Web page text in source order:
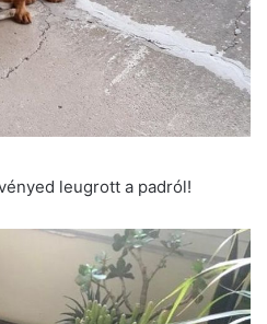
leugrott a padról!